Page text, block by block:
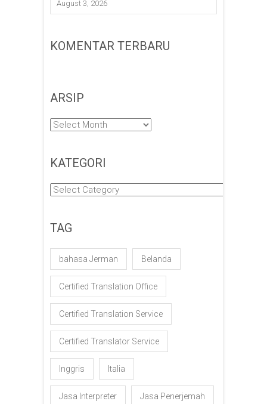
August 3, 2026
KOMENTAR TERBARU
ARSIP
Arsip
KATEGORI
Kategori
TAG
bahasa Jerman Belanda
Certified Translation Office
Certified Translation Service
Certified Translator Service
Inggris Italia
Jasa Interpreter Jasa Penerjemah